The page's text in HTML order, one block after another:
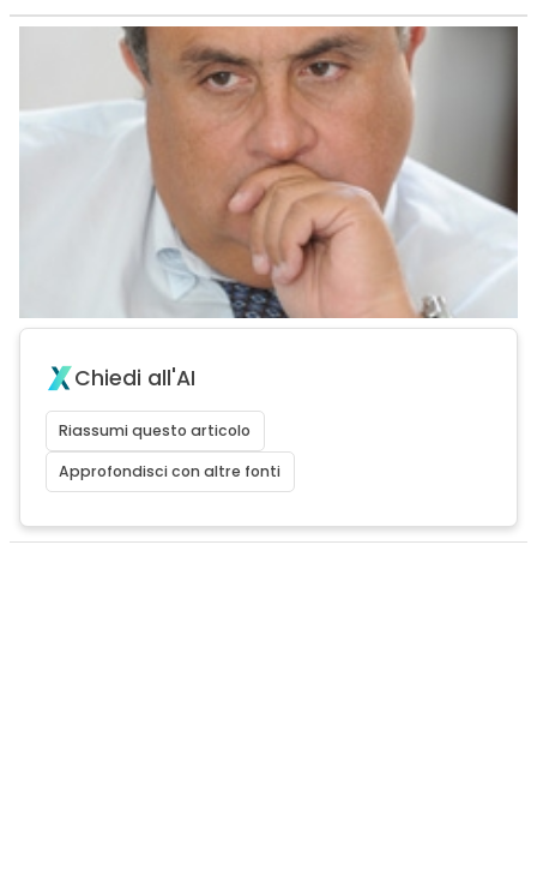
Chiedi all'AI
Riassumi questo articolo
Approfondisci con altre fonti